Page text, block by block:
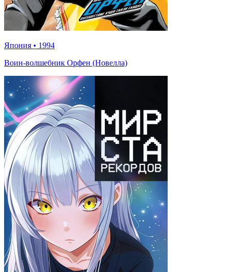
Япония • 1994
Воин-волшебник Орфен (Новелла)